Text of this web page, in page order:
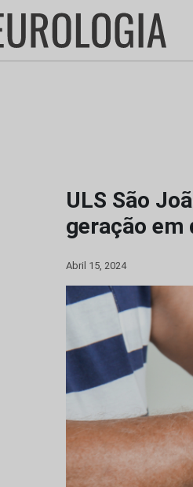
ULS São
geração em
Abril 15, 2024